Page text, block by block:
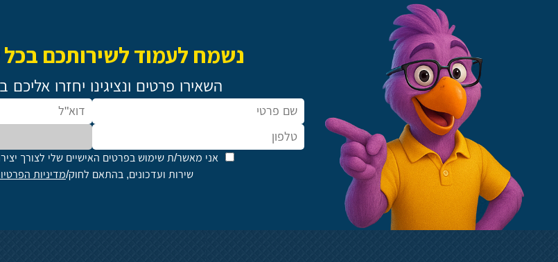
נשמח לעמוד לשירותכם
השאירו פרטים ונציגינו יחזרו
אני מאשר/ת שימוש בפרטים האישיים שלי לצורך
שירות ועדכונים, בהתאם לחוק/מדיניות